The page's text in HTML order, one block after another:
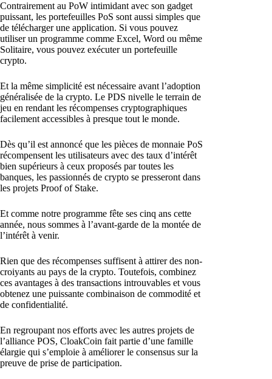
Contrairement au PoW intimidant avec son gadget
puissant, les portefeuilles PoS sont aussi simples que
de télécharger une application. Si vous pouvez
utiliser un programme comme Excel, Word ou même
Solitaire, vous pouvez exécuter un portefeuille
crypto.
Et la même simplicité est nécessaire avant l’adoption
généralisée de la crypto. Le PDS nivelle le terrain de
jeu en rendant les récompenses cryptographiques
facilement accessibles à presque tout le monde.
Dès qu’il est annoncé que les pièces de monnaie PoS
récompensent les utilisateurs avec des taux d’intérêt
bien supérieurs à ceux proposés par toutes les
banques, les passionnés de crypto se presseront dans
les projets Proof of Stake.
Et comme notre programme fête ses cinq ans cette
année, nous sommes à l’avant-garde de la montée de
l’intérêt à venir.
Rien que des récompenses suffisent à attirer des non-
croiyants au pays de la crypto. Toutefois, combinez
ces avantages à des transactions introuvables et vous
obtenez une puissante combinaison de commodité et
de confidentialité.
En regroupant nos efforts avec les autres projets de
l’alliance POS, CloakCoin fait partie d’une famille
élargie qui s’emploie à améliorer le consensus sur la
preuve de prise de participation.